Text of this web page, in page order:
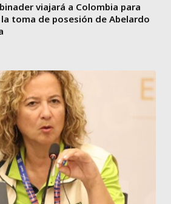
viajará a Colombia para
toma de posesión de Abelardo